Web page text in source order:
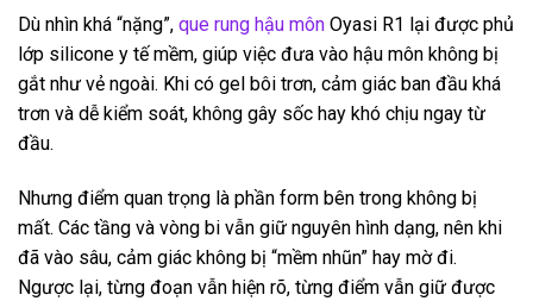
Dù nhìn khá “nặng”, que rung hậu môn Oyasi R1 lại được phủ
lớp silicone y tế mềm, giúp việc đưa vào hậu môn không bị
gắt như vẻ ngoài. Khi có gel bôi trơn, cảm giác ban đầu khá
trơn và dễ kiểm soát, không gây sốc hay khó chịu ngay từ
đầu.
Nhưng điểm quan trọng là phần form bên trong không bị
mất. Các tầng và vòng bi vẫn giữ nguyên hình dạng, nên khi
đã vào sâu, cảm giác không bị “mềm nhũn” hay mờ đi.
Ngược lại, từng đoạn vẫn hiện rõ, từng điểm vẫn giữ được